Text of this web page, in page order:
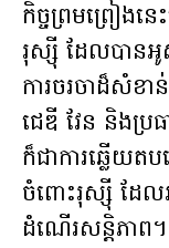
កិច្ចព្រមព្រៀងន
រុស្ស៊ី ដែលបាន
ការចរចាដ៏សំខ
ជេឌី វែន និងប្រ
ក៏ជាការឆ្លើយត
ចំពោះរុស្ស៊ី ដែលអ
ដំណើរសន្តិភាព។